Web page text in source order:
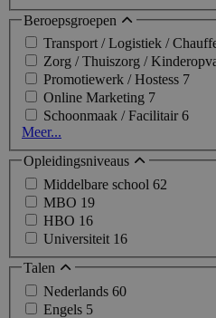
Beroepsgroepen
Transport / Logistiek /
Zorg / Thuiszorg /
Promotiewerk / Hostess 7
Online Marketing 7
Schoonmaak / Facilitair6
Meer...
Opleidingsniveaus
Middelbare school 62
MBO 19
HBO 16
Universiteit 16
Talen
Nederlands 60
Engels 5